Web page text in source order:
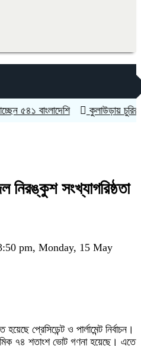
বাংলাদেশি কুলাউড়ায় চুরির
নিরঙ্কুশ সংখ্যাগরিষ্ঠতা
pm, Monday, 15 May
প্রেসিডেন্ট ও পার্লামেন্ট নির্বাচন।
৭৪ শতাংশ ভোট গণনা হয়েছে। এতে